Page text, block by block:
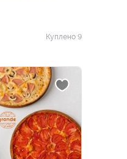
Куплено 9